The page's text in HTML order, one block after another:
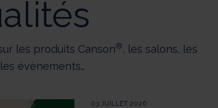
les produits Canson®, les salons, les
évènements…
03 JUILLET 2026